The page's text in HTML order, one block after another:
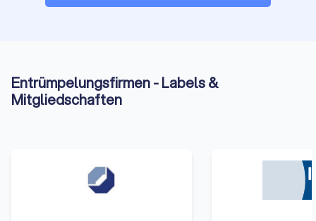
Entrümpelungsfirmen - Labels &
Mitgliedschaften